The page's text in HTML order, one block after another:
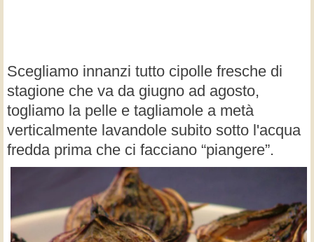
Scegliamo innanzi tutto cipolle fresche di
stagione che va da giugno ad agosto,
togliamo la pelle e tagliamole a metà
verticalmente lavandole subito sotto l'acqua
fredda prima che ci facciano “piangere”.